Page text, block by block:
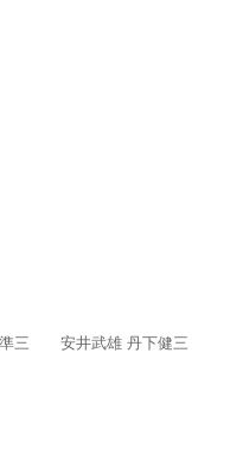
三 安井武雄 丹下健三